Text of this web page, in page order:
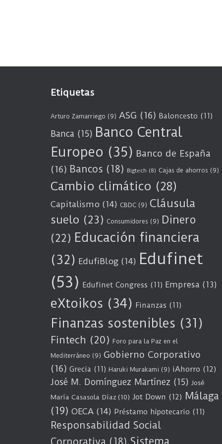
Etiquetas
Arturo Zamarriego (9) ASG (16) Baloncesto (11)
Banca (15) Banco Central
Europeo (35) Banco de España
(16) Bancos (18) Bigtech (8) Cajas de ahorros (9)
Cambio climático (28)
Capitalismo (14) CBDC (9) Cláusula
suelo (23) Consumidores (9) Dinero
(22) Educación financiera
(32) EdufiBlog (14) Edufinet
(53) Edufinet Congress (11) Empresa (13)
eXtoikos (34) Finanzas (11)
Finanzas sostenibles (31)
Fintech (20) Foro para la Paz en el
Mediterráneo (9) Gobierno Corporativo
(16) Grecia (11) Haruki Murakami (9) iAhorro (12)
José M. Domínguez Martínez (15) José
María Casasola Díaz (10) Jot Down (12) Málaga
(19) OECA (14) Préstamo hipotecario (11)
Responsabilidad Social
Sistema